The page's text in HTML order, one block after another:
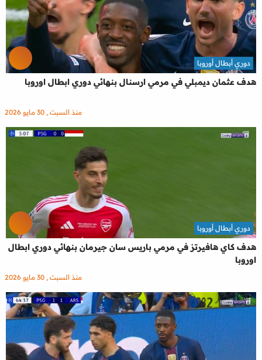
هدف عثمان ديمبلي في مرمي ارسنال بنهائي دوري ابطال اوروبا
دوري أبطال أوروبا
منذ السبت , 30 مايو 2026
هدف كاي هافيرتز في مرمي باريس سان جيرمان بنهائي دوري ابطال
اوروبا
دوري أبطال أوروبا
منذ السبت , 30 مايو 2026